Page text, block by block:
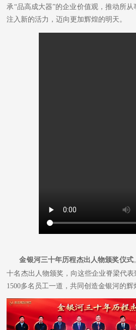
承“品高成大器”的企业价值观，推动所
注入新的活力，迈向更加辉煌的明天。
金银河三十年历程杰出人物颁奖仪式
十名杰出人物颁奖，向这些企业脊梁代
1500多名员工一道，共同创造金银河的辉